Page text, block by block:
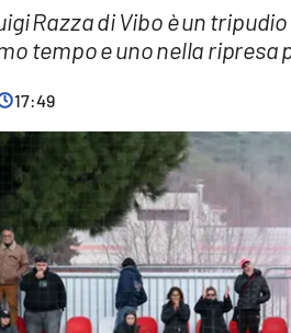
Razza di Vibo è un
tempo e uno nella
17:49